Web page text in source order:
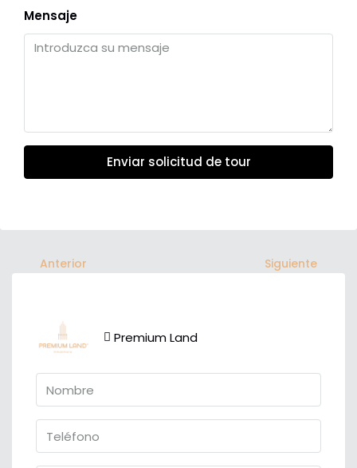
Mensaje
Enviar solicitud de tour
Anterior Siguiente
Premium Land